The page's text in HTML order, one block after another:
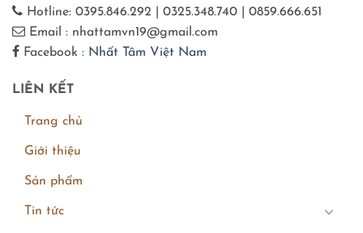
Hotline: 0395.846.292 | 0325.348.740 | 0859.666.651
Email : nhattamvn19@gmail.com
Facebook : Nhất Tâm Việt Nam
LIÊN KẾT
Trang chủ
Giới thiệu
Sản phẩm
Tin tức